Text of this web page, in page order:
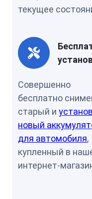
текущее
Совершенно
бесплатно
старый и
новый
для автомобиля,
купленный в
интернет-